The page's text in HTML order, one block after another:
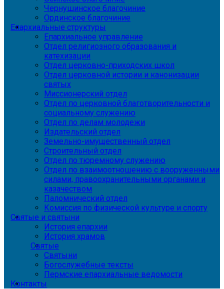
Чернушинское благочиние
Ординское благочиние
Епархиальные структуры
Епархиальное управление
Отдел религиозного образования и
катехизации
Отдел церковно-приходских школ
Отдел церковной истории и канонизации
святых
Миссионерский отдел
Отдел по церковной благотворительности и
социальному служению
Отдел по делам молодежи
Издательский отдел
Земельно-имущественный отдел
Строительный отдел
Отдел по тюремному служению
Отдел по взаимоотношению с вооруженными
силами, правоохранительными органами и
казачеством
Паломнический отдел
Комиссия по физической культуре и спорту
Святые и святыни
История епархии
История храмов
Святые
Святыни
Богослужебные тексты
Пермские епархиальные ведомости
Контакты